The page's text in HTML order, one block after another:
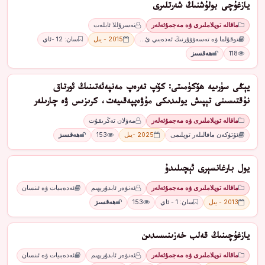
يازغۇچى بولۇشنىڭ شەرتلىرى
ماقالە توپلاملىرى ۋە مەجمۇئەلەر
نەسرۇللا ئابلەت
توقۇلما ۋە تەسەۋۋۇرنىڭ ئەدەبىي ئ…
2015 - يىل
سان: 12 -ئاي
118
ھەقسىز
يېڭى سۈرىيە ھۆكۈمىتى: كۆپ تەرەپ مەنپەئەتىنىڭ ئورتاق
نۇقتىسىنى تېپىش يولىدىكى مۇۋەپپەقىيەت، كرىزىس ۋە چارىلەر
ماقالە توپلاملىرى ۋە مەجمۇئەلەر
مەۋلان تەڭرىقۇت
ئۆتۈكەن ماقالىلەر توپلىمى
2025 -يىل 153 ھەقسىز
يول بارغانسېرى ئېچىلىدۇ
ماقالە توپلاملىرى ۋە مەجمۇئەلەر ئەنۋەر ئابدۇرېھىم
ئەدەبىيات ۋە ئىنسان
2013 - يىل
سان: 1 - ئاي 153 ھەقسىز
يازغۇچىنىڭ قەلب خەزىنىسىدىن
ماقالە توپلاملىرى ۋە مەجمۇئەلەر ئەنۋەر ئابدۇرېھىم
ئەدەبىيات ۋە ئىنسان